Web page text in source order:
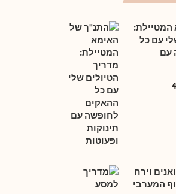
עם כל
עם
וירח
המערבי